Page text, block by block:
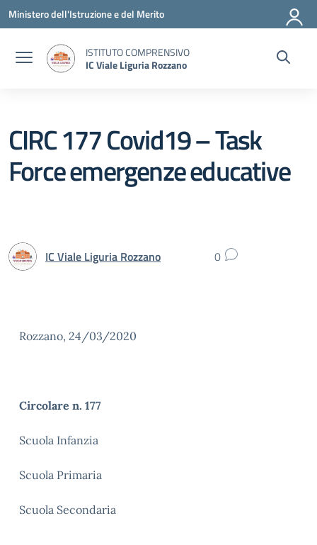
Vai ai contenuti
Vai al menu di navigazione
Vai al footer
Ministero dell'Istruzione e del Merito
ISTITUTO COMPRENSIVO
IC Viale Liguria Rozzano
CIRC 177 Covid19 – Task
Force emergenze educative
IC Viale Liguria Rozzano 0
Rozzano, 24/03/2020
Circolare n. 177
Scuola Infanzia
Scuola Primaria
Scuola Secondaria